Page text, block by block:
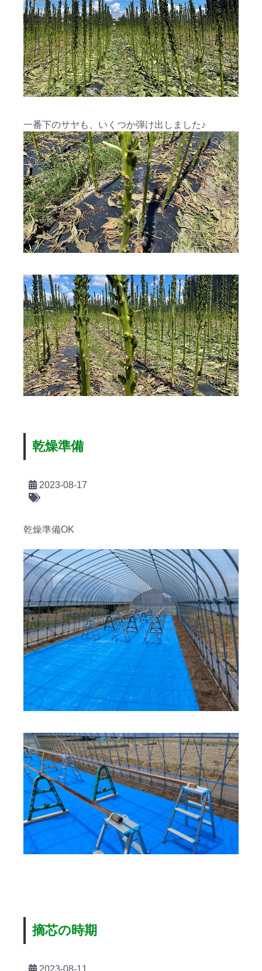
一番下のサヤも、いくつか弾け出しました♪
乾燥準備
2023-08-17
乾燥準備OK
摘芯の時期
2023-08-11